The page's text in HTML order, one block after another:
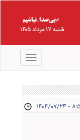
شنبه ۱۷ مرداد ۱۴۰۵
منو
۰۷/۲۴ - ۸:۵۱